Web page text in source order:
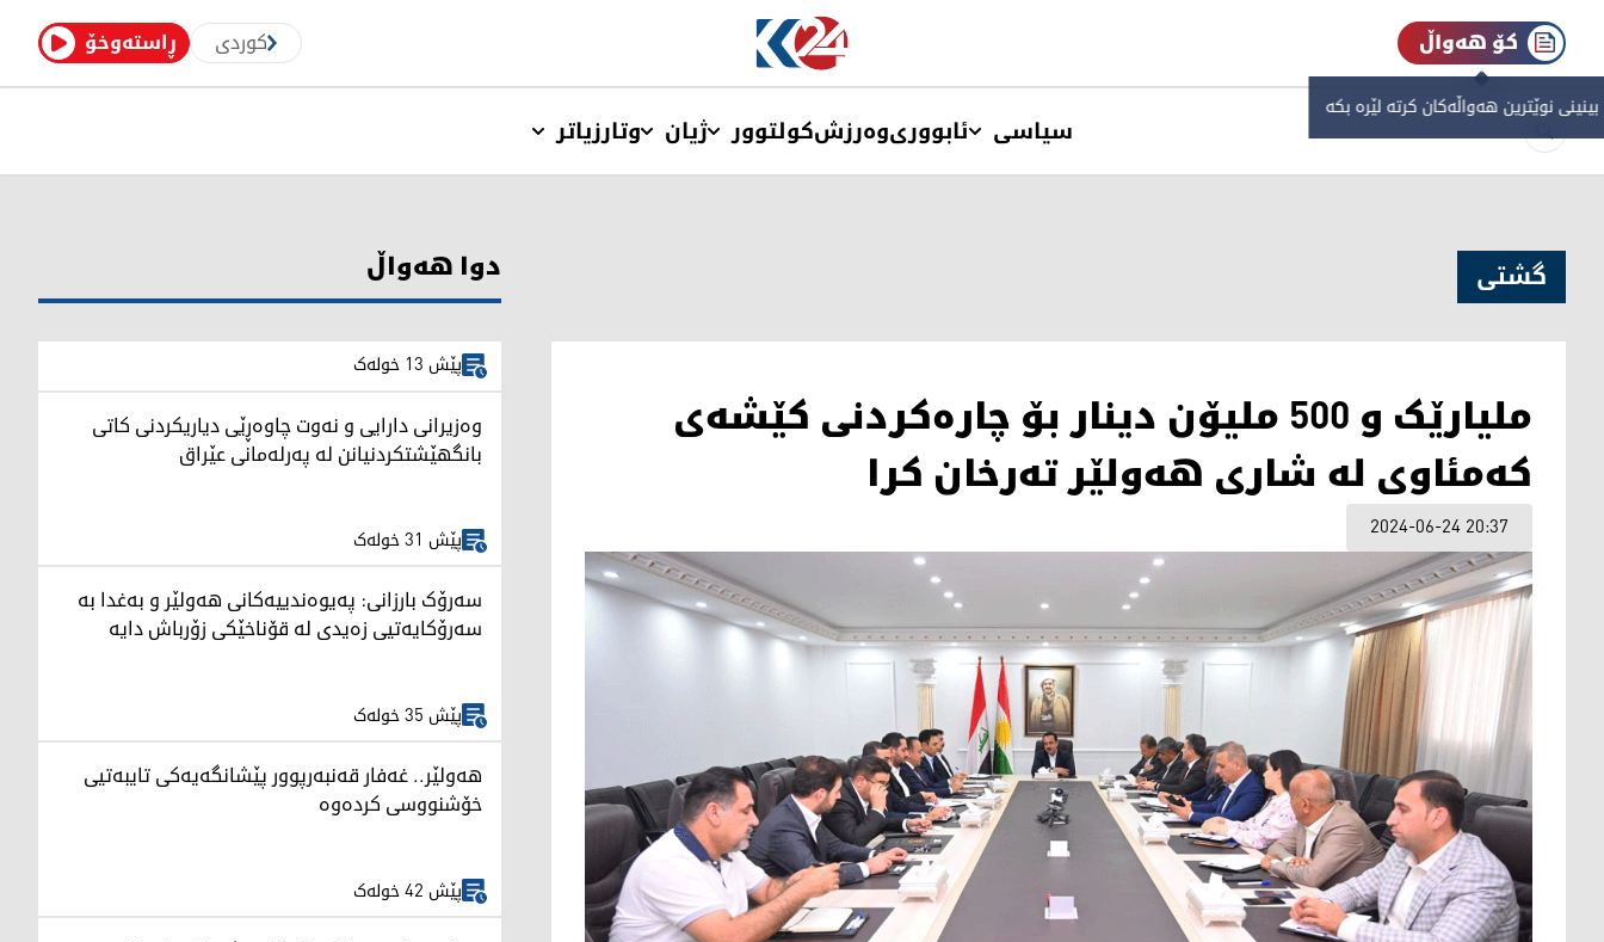
ڕاستەوخۆ کوردی کۆ هەواڵ
نوێترین هەواڵەکان کرتە لێرە بکە
سیاسی ئابووریوەرزشکولتوور ژیان وتارزیاتر
گشتی
ملیارێک و 500 ملیۆن دینار بۆ چارەکردنی کێشەی
کەمئاوی لە شاری هەولێر تەرخان کرا
2024-06-24 20:37
دوا هەواڵ
پێش 13 خولەک
وەزیرانی دارایی و نەوت چاوەڕێی دیاریکردنی کاتی
بانگهێشتکردنیانن لە پەرلەمانی عێراق
پێش 31 خولەک
سەرۆک بارزانی: پەیوەندییەکانی هەولێر و بەغدا بە
سەرۆکایەتیی زەیدی لە قۆناخێکی زۆرباش دایە
پێش 35 خولەک
هەولێر.. غەفار قەنبەرپوور پێشانگەیەکی تایبەتیی
خۆشنووسی کردەوە
پێش 42 خولەک